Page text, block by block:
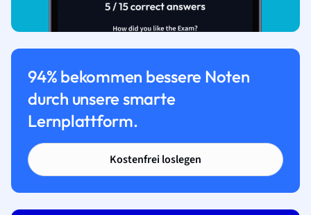
94% bekommen bessere Noten
durch unsere smarte
Lernplattform.
Kostenfrei loslegen